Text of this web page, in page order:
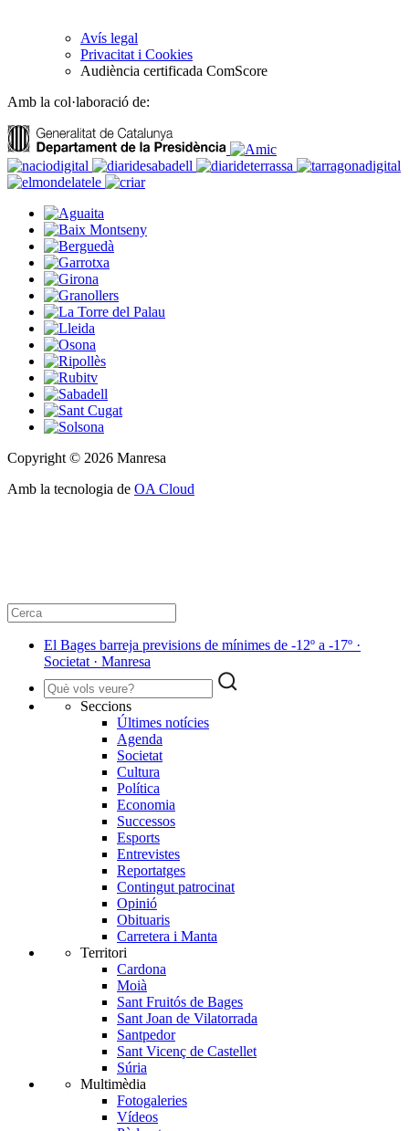
Avís legal
Privacitat i Cookies
Audiència certificada ComScore
Amb la col·laboració de:
Copyright © 2026 Manresa
Amb la tecnologia de OA Cloud
El Bages barreja previsions de mínimes de -12º a -17º ·
Societat · Manresa
Seccions
Últimes notícies
Agenda
Societat
Cultura
Política
Economia
Successos
Esports
Entrevistes
Reportatges
Contingut patrocinat
Opinió
Obituaris
Carretera i Manta
Territori
Cardona
Moià
Sant Fruitós de Bages
Sant Joan de Vilatorrada
Santpedor
Sant Vicenç de Castellet
Súria
Multimèdia
Fotogaleries
Vídeos